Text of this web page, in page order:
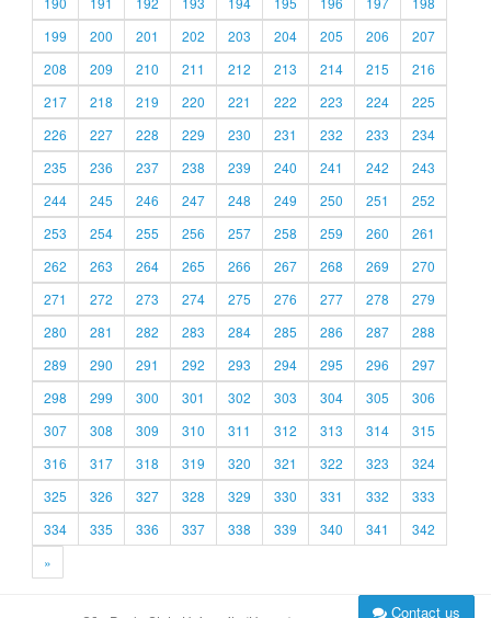
199
200 201 202 203 204 205 206
207
208
209 210 211 212 213 214 215
216
217
218 219 220 221 222 223 224
225
226
227 228 229 230 231 232 233
234
235
236 237 238 239 240 241 242
243
244
245 246 247 248 249 250 251
252
253
254 255 256 257 258 259 260
261
262
263 264 265 266 267 268 269
270
271
272 273 274 275 276 277 278
279
280
281 282 283 284 285 286 287
288
289
290 291 292 293 294 295 296
297
298
299 300 301 302 303 304 305
306
307
308 309 310 311 312 313 314
315
316
317 318 319 320 321 322 323
324
325
326 327 328 329 330 331 332
333
334
335 336 337 338 339 340 341
342
»
Contact us